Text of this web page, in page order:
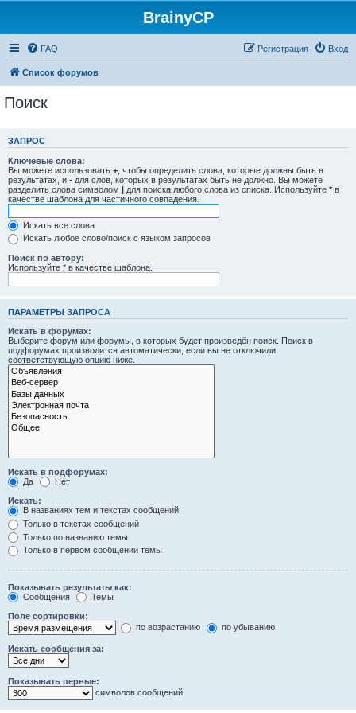
BrainyCP
FAQ Вход
Регистрация
Список форумов
Поиск
ЗАПРОС
Ключевые слова:
Вы можете использовать + , чтобы определить слова, которые должны быть в
результатах, и - для слов, которых в результатах быть не должно. Вы можете
разделить слова символом | для поиска любого слова из списка. Используйте * в
качестве шаблона для частичного совпадения.
Искать все слова
Искать любое слово/поиск с языком запросов
Поиск по автору:
Используйте * в качестве шаблона.
ПАРАМЕТРЫ ЗАПРОСА
Искать в форумах:
Выберите форум или форумы, в которых будет произведён поиск. Поиск в
подфорумах производится автоматически, если вы не отключили
соответствующую опцию ниже.
Искать в подфорумах:
Да
Нет
Искать:
В названиях тем и текстах сообщений
Только в текстах сообщений
Только по названию темы
Только в первом сообщении темы
Показывать результаты как:
Сообщения
Темы
Поле сортировки:
по возрастанию
по убыванию
Искать сообщения за:
Показывать первые:
символов сообщений